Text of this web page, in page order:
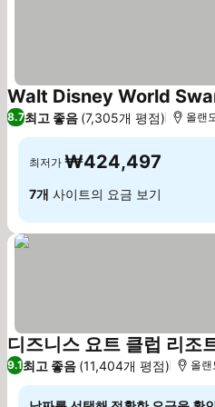
Walt Disney World
8.7최고 좋음 (7,305개 평점) 올랜
최저가 ₩424,497
7개 사이트의 요금 보기
디즈니스 요트 클럽 리조
9.1최고 좋음 (11,404개 평점) 올